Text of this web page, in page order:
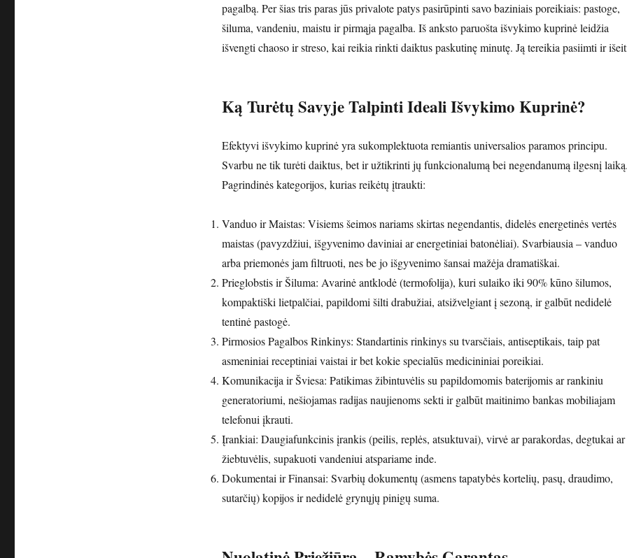
pagalbą. Per šias tris paras jūs privalote patys pasirūpinti savo baziniais poreikiais: pastoge,
šiluma, vandeniu, maistu ir pirmąja pagalba. Iš anksto paruošta išvykimo kuprinė leidžia
išvengti chaoso ir streso, kai reikia rinkti daiktus paskutinę minutę. Ją tereikia pasiimti ir
Ką Turėtų Savyje Talpinti Ideali Išvykimo Kuprinė?
Efektyvi išvykimo kuprinė yra sukomplektuota remiantis universalios paramos principu.
Svarbu ne tik turėti daiktus, bet ir užtikrinti jų funkcionalumą bei negendanumą ilgesnį
Pagrindinės kategorijos, kurias reikėtų įtraukti:
Vanduo ir Maistas: Visiems šeimos nariams skirtas negendantis, didelės energetinės vertės
maistas (pavyzdžiui, išgyvenimo daviniai ar energetiniai batonėliai). Svarbiausia – vanduo
arba priemonės jam filtruoti, nes be jo išgyvenimo šansai mažėja dramatiškai.
Prieglobstis ir Šiluma: Avarinė antklodė (termofolija), kuri sulaiko iki 90% kūno šilumos,
kompaktiški lietpalčiai, papildomi šilti drabužiai, atsižvelgiant į sezoną, ir galbūt nedidelė
tentinė pastogė.
Pirmosios Pagalbos Rinkinys: Standartinis rinkinys su tvarsčiais, antiseptikais, taip pat
asmeniniai receptiniai vaistai ir bet kokie specialūs medicininiai poreikiai.
Komunikacija ir Šviesa: Patikimas žibintuvėlis su papildomomis baterijomis ar rankiniu
generatoriumi, nešiojamas radijas naujienoms sekti ir galbūt maitinimo bankas mobiliajam
telefonui įkrauti.
Įrankiai: Daugiafunkcinis įrankis (peilis, replės, atsuktuvai), virvė ar parakordas, degtukai ar
žiebtuvėlis, supakuoti vandeniui atspariame inde.
Dokumentai ir Finansai: Svarbių dokumentų (asmens tapatybės kortelių, pasų, draudimo,
sutarčių) kopijos ir nedidelė grynųjų pinigų suma.